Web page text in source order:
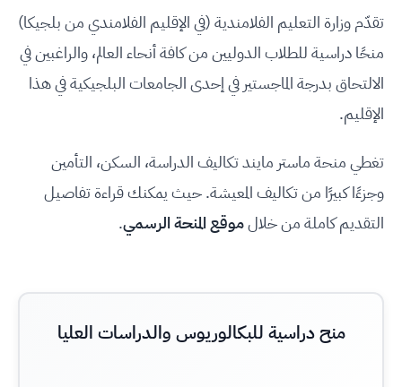
تقدّم وزارة التعليم الفلامندية (في الإقليم الفلامندي من بلجيكا)
منحًا دراسية للطلاب الدوليين من كافة أنحاء العالم، والراغبين في
الالتحاق بدرجة الماجستير في إحدى الجامعات البلجيكية في هذا
الإقليم.
تغطي منحة ماستر مايند تكاليف الدراسة، السكن، التأمين
وجزءًا كبيرًا من تكاليف المعيشة. حيث يمكنك قراءة تفاصيل
التقديم كاملة من خلالموقع المنحة الرسمي.
منح دراسية للبكالوريوس والدراسات العليا